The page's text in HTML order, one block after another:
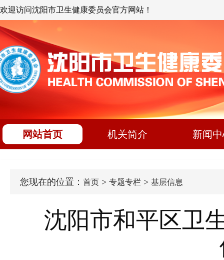
欢迎访问沈阳市卫生健康委员会官方网站！
网站首页 机关简介 新闻
您现在的位置： 首页 > 专题专栏 > 基层信息
沈阳市和平区卫